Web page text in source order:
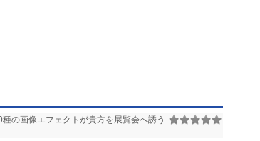
の画像エフェクトが貴方を展覧会へ誘う